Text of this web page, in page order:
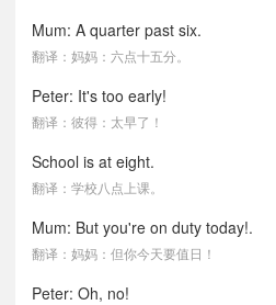
Mum: A quarter past six.
翻译：妈妈：六点十五分。
Peter: It's too early!
翻译：彼得：太早了！
School is at eight.
翻译：学校八点上课。
Mum: But you're on duty today!.
翻译：妈妈：但你今天要值日！
Peter: Oh, no!